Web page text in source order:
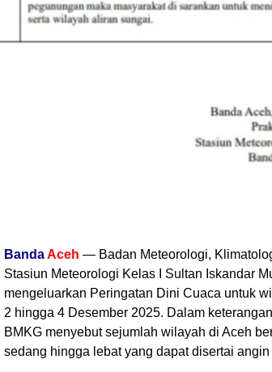
BandaAceh — Badan Meteorologi,
Stasiun Meteorologi Kelas I Sultan Iskandar
mengeluarkan Peringatan Dini Cuaca untuk
2 hingga 4 Desember 2025. Dalam
BMKG menyebut sejumlah wilayah di Aceh
sedang hingga lebat yang dapat disertai angin